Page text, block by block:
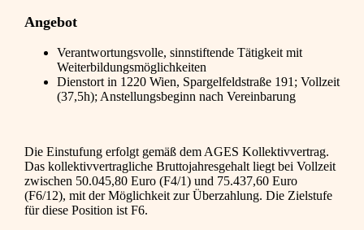
Angebot
Verantwortungsvolle, sinnstiftende Tätigkeit mit
Weiterbildungsmöglichkeiten
Dienstort in 1220 Wien, Spargelfeldstraße 191; Vollzeit
(37,5h); Anstellungsbeginn nach Vereinbarung
Die Einstufung erfolgt gemäß dem AGES Kollektivvertrag.
Das kollektivvertragliche Bruttojahresgehalt liegt bei Vollzeit
zwischen 50.045,80 Euro (F4/1) und 75.437,60 Euro
(F6/12), mit der Möglichkeit zur Überzahlung. Die Zielstufe
für diese Position ist F6.